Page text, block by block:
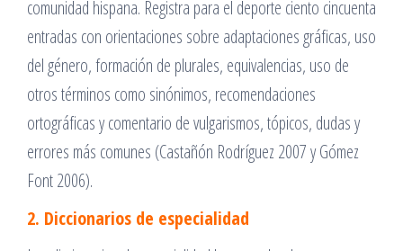
comunidad hispana. Registra para el deporte ciento cincuenta
entradas con orientaciones sobre adaptaciones gráficas, uso
del género, formación de plurales, equivalencias, uso de
otros términos como sinónimos, recomendaciones
ortográficas y comentario de vulgarismos, tópicos, dudas y
errores más comunes (Castañón Rodríguez 2007 y Gómez
Font 2006).
2. Diccionarios de especialidad